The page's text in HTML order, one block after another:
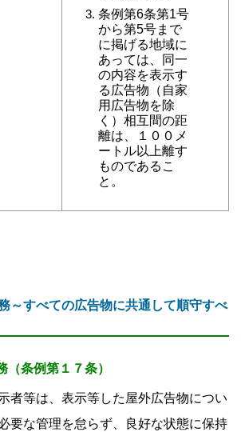
条例第6条第1号
から第5号まで
に掲げる地域に
あっては、同一
の内容を表示す
る広告物（自家
用広告物を除
く）相互間の距
離は、１００メ
ートル以上離す
ものであるこ
と。
～すべての広告物に共通して順守すべ
（条例第１７条）
者等は、表示等した屋外広告物につい
要な管理を怠らず、良好な状態に保持